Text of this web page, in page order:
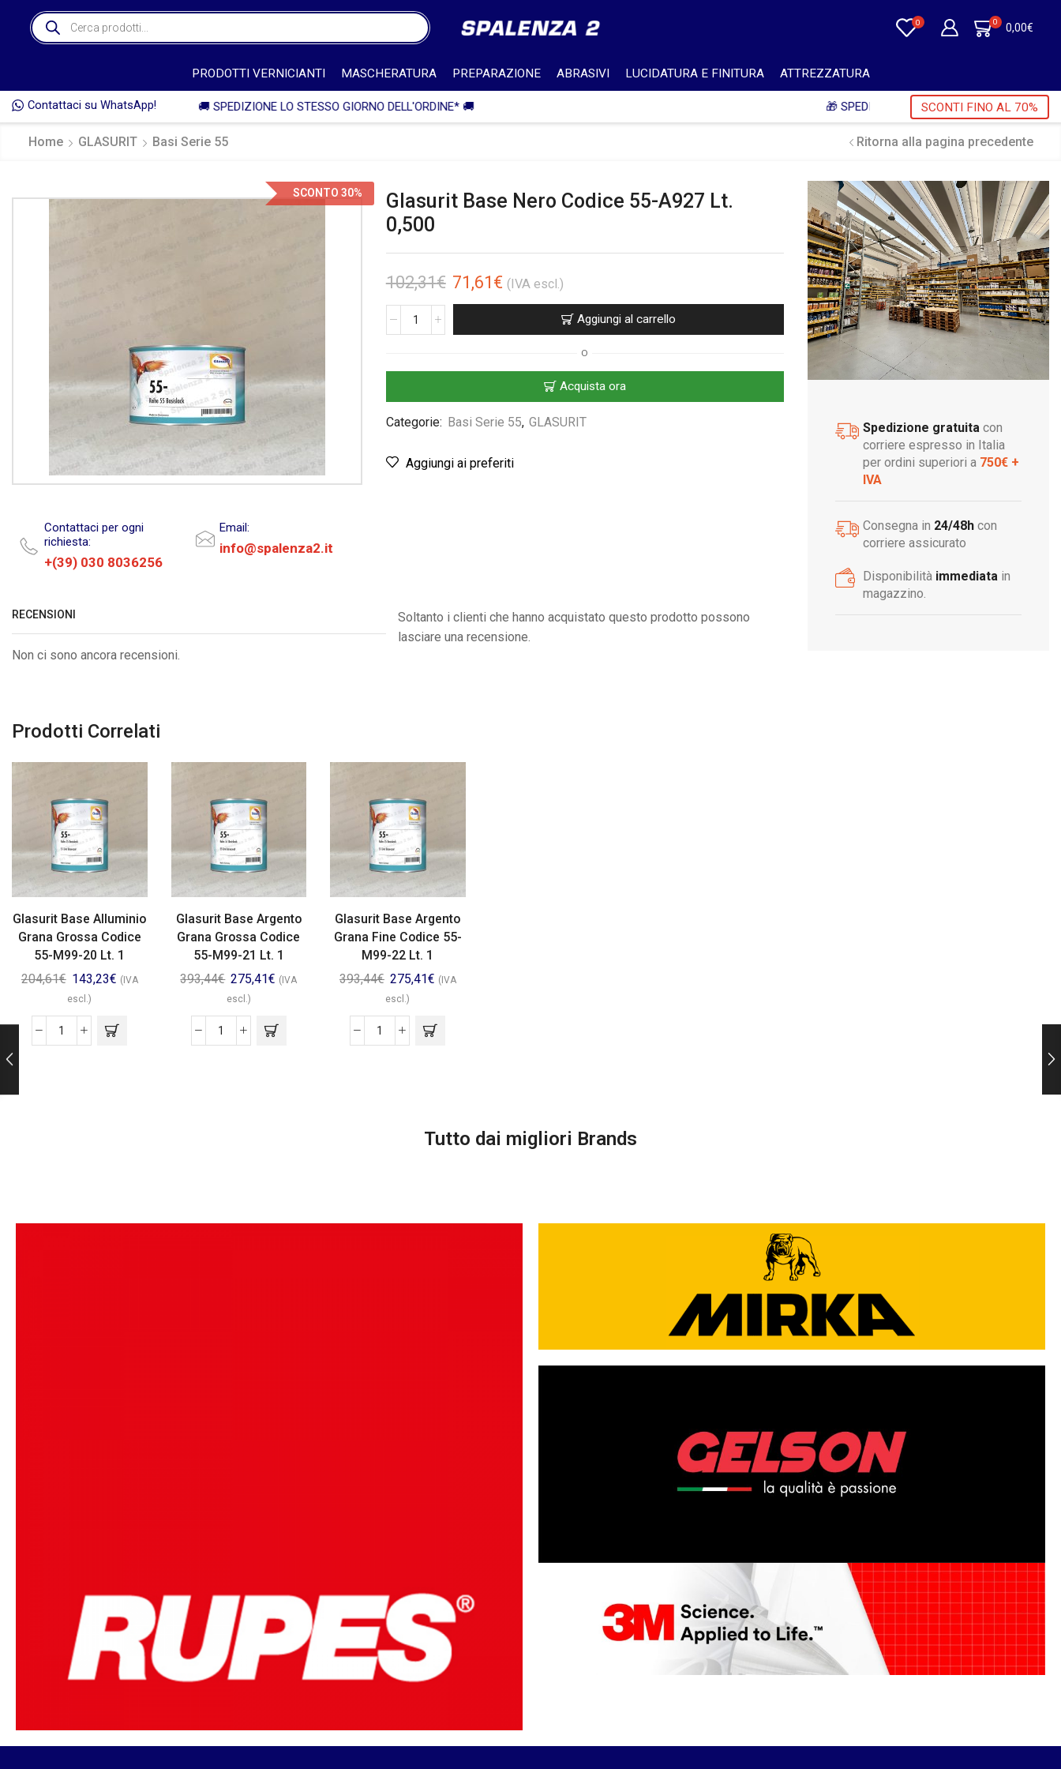
0 0 0,00€
PRODOTTI VERNICIANTI MASCHERATURA PREPARAZIONE ABRASIVI LUCIDATURA E FINITURA ATTREZZATURA
Contattaci su WhatsApp! 🎁 SPEDIZIONE IN ITALIA GRATUITA PER ORDINI SUPERIORI A 750€ + IVA 🎁 SCONTI FINO AL 70%
Home GLASURIT Basi Serie 55 Ritorna alla pagina precedente
SCONTO 30%
Contattaci per ogni
richiesta:
+(39) 030 8036256
Email:
info@spalenza2.it
Glasurit Base Nero Codice 55-A927 Lt.
0,500
102,31€ 71,61 € (IVA escl.)
Aggiungi al carrello
O
Acquista ora
Categorie: Basi Serie 55, GLASURIT
Aggiungi ai preferiti
RECENSIONI
Non ci sono ancora recensioni.
Soltanto i clienti che hanno acquistato questo prodotto possono
lasciare una recensione.
Prodotti Correlati
Glasurit Base Alluminio
Grana Grossa Codice
55-M99-20 Lt. 1
204,61€ 143,23€ (IVA
escl.)
Glasurit Base Argento
Grana Grossa Codice
55-M99-21 Lt. 1
393,44€ 275,41€ (IVA
escl.)
Glasurit Base Argento
Grana Fine Codice 55-
M99-22 Lt. 1
393,44€ 275,41€ (IVA
escl.)
Spedizione gratuita con
corriere espresso in Italia
per ordini superiori a 750€ +
IVA
Consegna in 24/48h con
corriere assicurato
Disponibilità immediata in
magazzino.
Tutto dai migliori Brands